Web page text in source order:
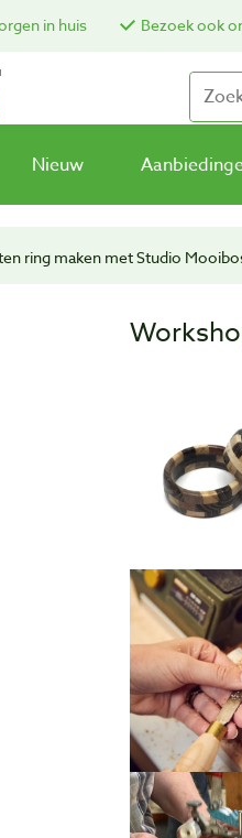
in huis Bezoek ook
Nieuw
ring maken met Studio